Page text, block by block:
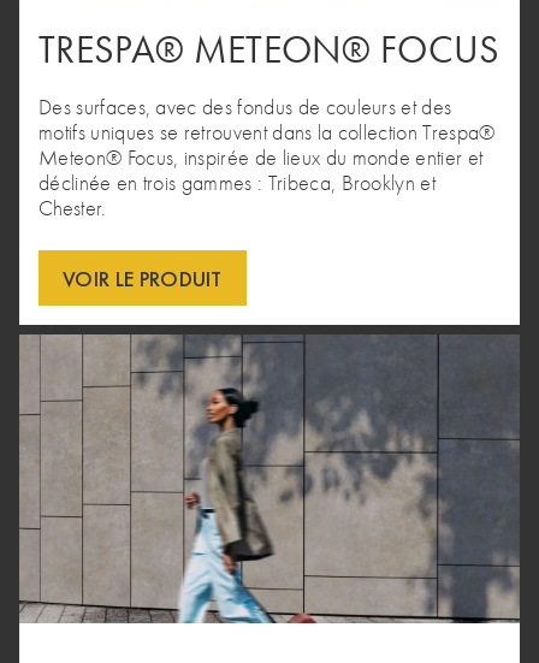
TRESPA® METEON® FOCUS
Des surfaces, avec des fondus de couleurs et des
motifs uniques se retrouvent dans la collection Trespa®
Meteon® Focus, inspirée de lieux du monde entier et
déclinée en trois gammes : Tribeca, Brooklyn et
Chester.
VOIR LE PRODUIT